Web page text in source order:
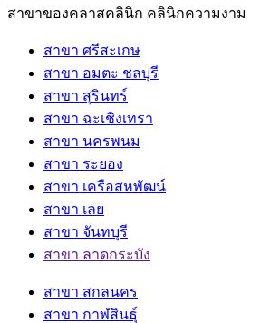
สาขาของคลาสคลินิก คลินิกความงาม
สาขา ศรีสะเกษ
สาขา อมตะ ชลบุรี
สาขา สุรินทร์
สาขา ฉะเชิงเทรา
สาขา นครพนม
สาขา ระยอง
สาขา เครือสหพัฒน์
สาขา เลย
สาขา จันทบุรี
สาขา ลาดกระบัง
สาขา สกลนคร
สาขา กาฬสินธุ์